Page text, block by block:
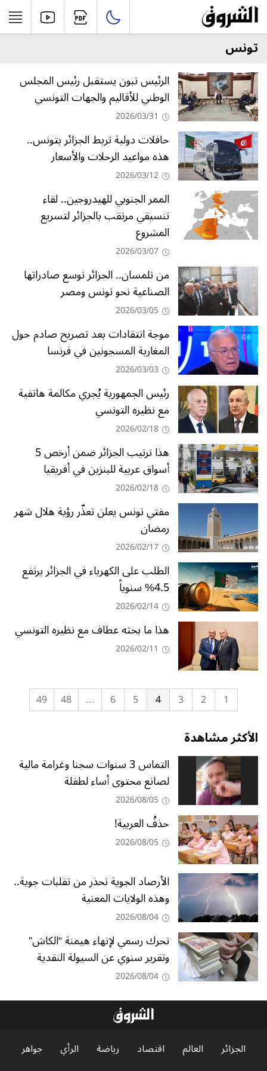
تونس
الرئيس تبون يستقبل رئيس المجلس
الوطني للأقاليم والجهات التونسي
2026/03/31
حافلات دولية تربط الجزائر بتونس..
هذه مواعيد الرحلات والأسعار
2026/03/12
الممر الجنوبي للهيدروجين.. لقاء
تنسيقي مرتقب بالجزائر لتسريع
المشروع
2026/03/07
من تلمسان.. الجزائر توسع صادراتها
الصناعية نحو تونس ومصر
2026/03/05
موجة انتقادات بعد تصريح صادم حول
المغاربة المسجونين في فرنسا
2026/03/03
رئيس الجمهورية يُجري مكالمة هاتفية
مع نظيره التونسي
2026/02/18
هذا ترتيب الجزائر ضمن أرخص 5
أسواق عربية للبنزين في أفريقيا
2026/02/18
مفتي تونس يعلن تعذّر رؤية هلال شهر
رمضان
2026/02/17
الطلب على الكهرباء في الجزائر يرتفع
4.5% سنوياً
2026/02/14
هذا ما بحثه عطاف مع نظيره التونسي
2026/02/11
1
2
3
4
5
6
…
48
49
الأكثر مشاهدة
التماس 3 سنوات سجنا وغرامة مالية
لصانع محتوى أساء لطفلة
2026/08/05
حذفُ العربية!
2026/08/05
الأرصاد الجوية تحذر من تقلبات جوية..
وهذه الولايات المعنية
2026/08/04
تحرك رسمي لإنهاء هيمنة “الكاش”
وتقرير سنوي عن السيولة النقدية
2026/08/04
الجزائر العالم اقتصاد رياضة الرأي
جواهر